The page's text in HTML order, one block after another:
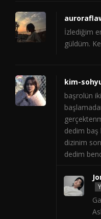
İzlediğim
güldüm.
kim-
başrolün
dedim baş
dizinim
dedim